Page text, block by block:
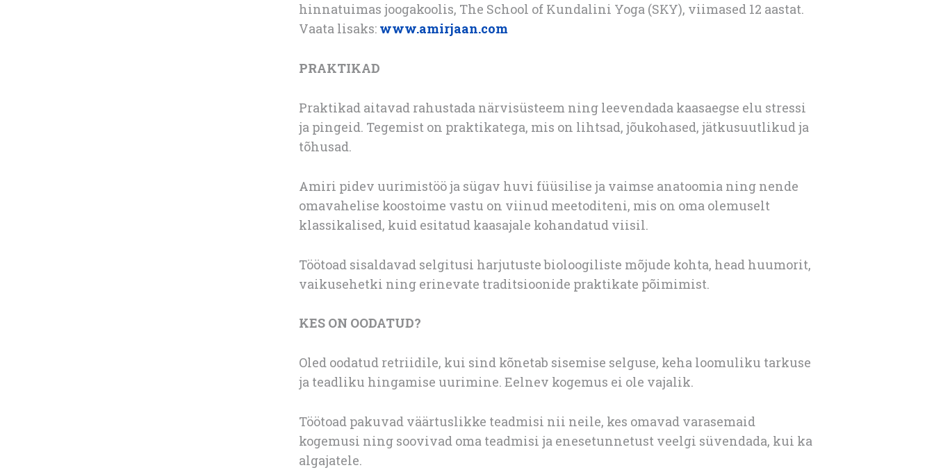
hinnatuimas joogakoolis, The School of Kundalini Yoga (SKY), viimased 12 aastat.
Vaata lisaks: www.amirjaan.com
PRAKTIKAD
Praktikad aitavad rahustada närvisüsteem ning leevendada kaasaegse elu stressi
ja pingeid. Tegemist on praktikatega, mis on lihtsad, jõukohased, jätkusuutlikud ja
tõhusad.
Amiri pidev uurimistöö ja sügav huvi füüsilise ja vaimse anatoomia ning nende
omavahelise koostoime vastu on viinud meetoditeni, mis on oma olemuselt
klassikalised, kuid esitatud kaasajale kohandatud viisil.
Töötoad sisaldavad selgitusi harjutuste bioloogiliste mõjude kohta, head huumorit,
vaikusehetki ning erinevate traditsioonide praktikate põimimist.
KES ON OODATUD?
Oled oodatud retriidile, kui sind kõnetab sisemise selguse, keha loomuliku tarkuse
ja teadliku hingamise uurimine. Eelnev kogemus ei ole vajalik.
Töötoad pakuvad väärtuslikke teadmisi nii neile, kes omavad varasemaid
kogemusi ning soovivad oma teadmisi ja enesetunnetust veelgi süvendada, kui ka
algajatele.